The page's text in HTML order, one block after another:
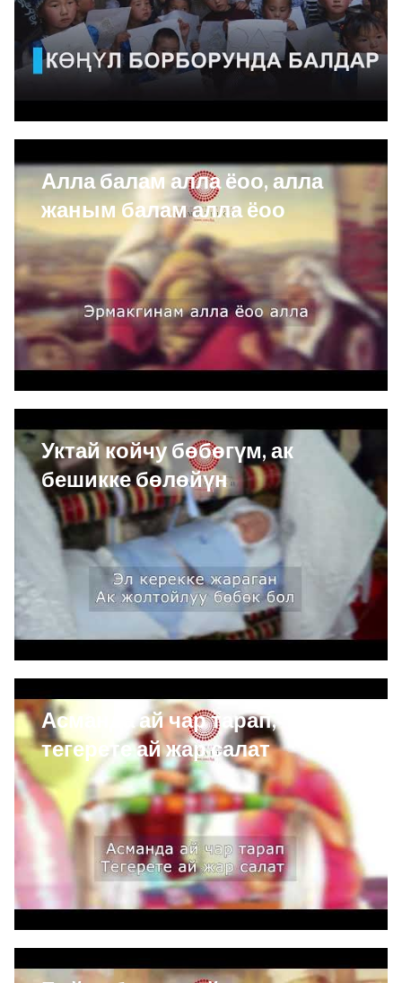
Алла балам алла ёоо, алла
жаным балам алла ёоо
Уктай койчу бөбөгүм, ак
бешикке бөлөйүн
Асманда ай чар тарап,
тегерете ай жар салат